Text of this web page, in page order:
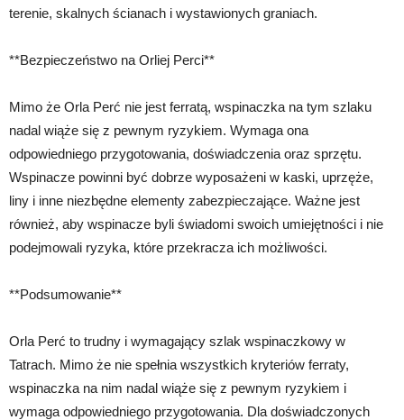
terenie, skalnych ścianach i wystawionych graniach.
**Bezpieczeństwo na Orliej Perci**
Mimo że Orla Perć nie jest ferratą, wspinaczka na tym szlaku
nadal wiąże się z pewnym ryzykiem. Wymaga ona
odpowiedniego przygotowania, doświadczenia oraz sprzętu.
Wspinacze powinni być dobrze wyposażeni w kaski, uprzęże,
liny i inne niezbędne elementy zabezpieczające. Ważne jest
również, aby wspinacze byli świadomi swoich umiejętności i nie
podejmowali ryzyka, które przekracza ich możliwości.
**Podsumowanie**
Orla Perć to trudny i wymagający szlak wspinaczkowy w
Tatrach. Mimo że nie spełnia wszystkich kryteriów ferraty,
wspinaczka na nim nadal wiąże się z pewnym ryzykiem i
wymaga odpowiedniego przygotowania. Dla doświadczonych